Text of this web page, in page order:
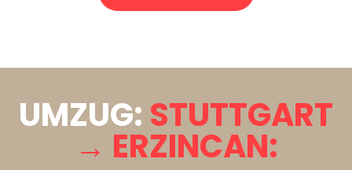
UMZUG: STUTTGART
→ ERZINCAN: